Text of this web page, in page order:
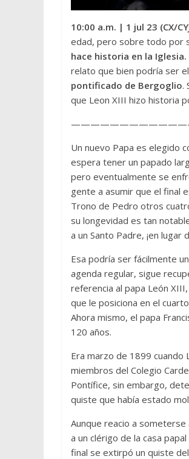
10:00 a.m. | 1 jul 23 (CX/
edad, pero sobre todo por
hace historia en la Iglesia.
relato que bien podría ser
pontificado de Bergoglio.
que Leon XIII hizo historia
Un nuevo Papa es elegido
espera tener un papado
pero eventualmente se
gente a asumir que el final
Trono de Pedro otros
su longevidad es tan
a un Santo Padre, ¡en lugar
Esa podría ser fácilmente
agenda regular, sigue
referencia al papa León
que le posiciona en el
Ahora mismo, el papa
120 años.
Era marzo de 1899 cuando
miembros del Colegio
Pontífice, sin embargo,
quiste que había estado
Aunque reacio a
a un clérigo de la casa
final se extirpó un quiste